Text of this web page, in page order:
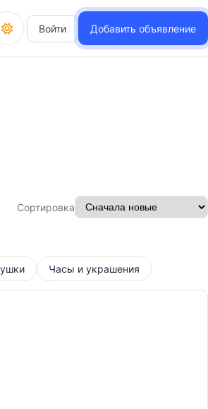
Войти Добавить объявление
Сортировка
Часы и украшения